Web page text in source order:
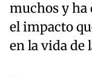
muchos y ha
el impacto
en la vida de